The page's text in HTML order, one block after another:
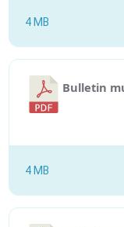
4 MB
Bulletin
4 MB